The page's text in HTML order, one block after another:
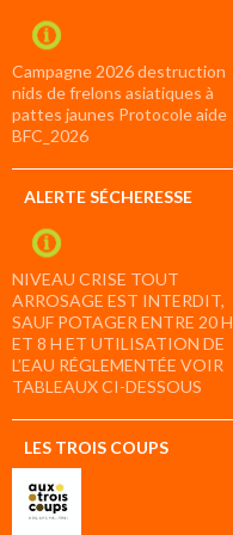
Campagne 2026 destruction
nids de frelons asiatiques à
pattes jaunes Protocole aide
BFC_2026
ALERTE SÉCHERESSE
NIVEAU CRISE TOUT
ARROSAGE EST INTERDIT,
SAUF POTAGER ENTRE 20 H
ET 8 H ET UTILISATION DE
L’EAU RÉGLEMENTÉE VOIR
TABLEAUX CI-DESSOUS
LES TROIS COUPS